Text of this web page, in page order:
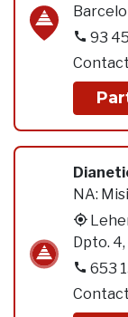
93
NA:
Dpto.
653